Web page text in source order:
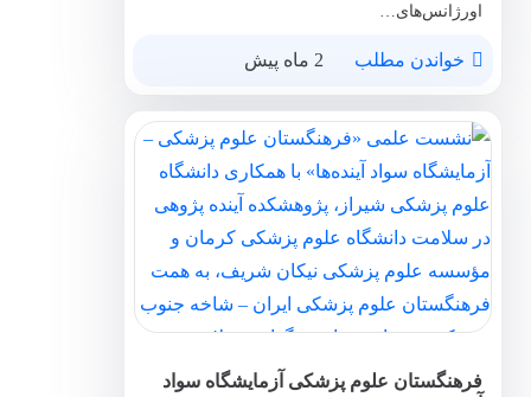
اورژانس‌های…
خواندن مطلب 2 ماه پیش
فرهنگستان علوم پزشکی آزمایشگاه سواد